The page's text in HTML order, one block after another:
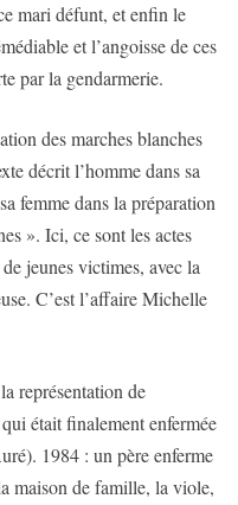
mari défunt, et enfin le
et l’angoisse de ces
par la gendarmerie.
des marches blanches
décrit l’homme dans sa
femme dans la préparation
». Ici, ce sont les actes
jeunes victimes, avec la
C’est l’affaire Michelle
représentation de
était finalement enfermée
1984 : un père enferme
maison de famille, la viole,